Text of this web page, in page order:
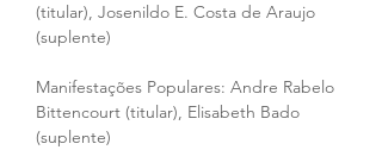
(titular), Josenildo E. Costa de Araujo
(suplente)
Manifestações Populares: Andre Rabelo
Bittencourt (titular), Elisabeth Bado
(suplente)